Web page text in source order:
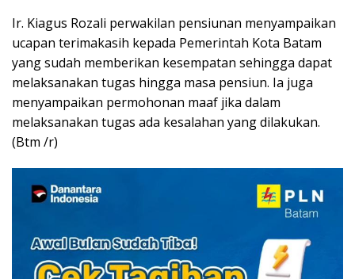
Ir. Kiagus Rozali perwakilan pensiunan menyampaikan
ucapan terimakasih kepada Pemerintah Kota Batam
yang sudah memberikan kesempatan sehingga dapat
melaksanakan tugas hingga masa pensiun. Ia juga
menyampaikan permohonan maaf jika dalam
melaksanakan tugas ada kesalahan yang dilakukan.
(Btm /r)